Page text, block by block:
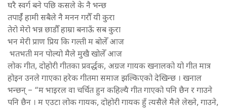
घरै स्वर्ग बने पछि कसले के नै भन्छ
तपाईँ हामी सबैले नै मनन गरौँ यी कुरा
तेरो मेरो भन्न छाडौँ हाम्रा बनाऊँ सब कुरा
भन मेरी प्राण प्रिय कि गल्ती म बोलेँ आज
भतभती मन पोल्यो मैले मुखै खोलेँ आज
लोक गीत, दोहोरी गीतका प्रवर्द्धक, अग्रज गायक खनालको यो गीत मात्र
होइन उनले गाएका हरेक गीतमा समाज झल्किएको देखिन्छ । खनाल
भन्छन् – “म भाइरल वा चर्चित हुन कहिल्यै गीत गाएको पनि छैन र गाउने
पनि छैन । म एउटा लोक गायक, दोहोरी गायक हुँ त्यसैले मैले लेख्ने, गाउने,